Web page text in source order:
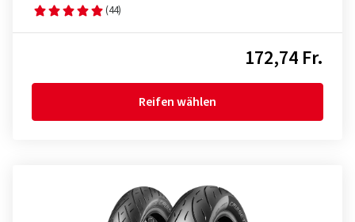
(44)
172,74 Fr.
Reifen wählen